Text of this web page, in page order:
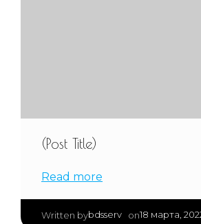
(Post Title)
Read more
Written bybdsserv on18 марта,